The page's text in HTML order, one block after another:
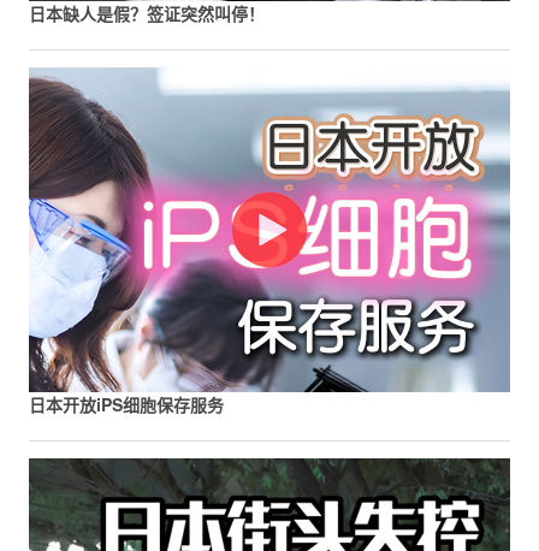
日本缺人是假？签证突然叫停！
日本开放iPS细胞保存服务